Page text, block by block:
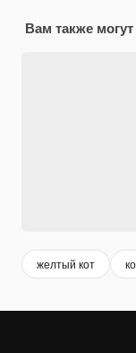
Вам также
желтый кот